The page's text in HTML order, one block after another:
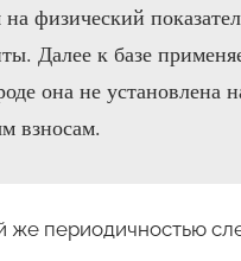
физический
Далее к базе
она не установлена
взносам.
периодичностью